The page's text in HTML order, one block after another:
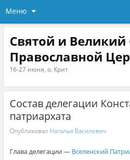
Меню
Святой и Великий
Православной
16-27 июня, о. Крит
Состав делегации
патриархата
Опубликовал Наталья Василевич
Глава делегации — Вселенский